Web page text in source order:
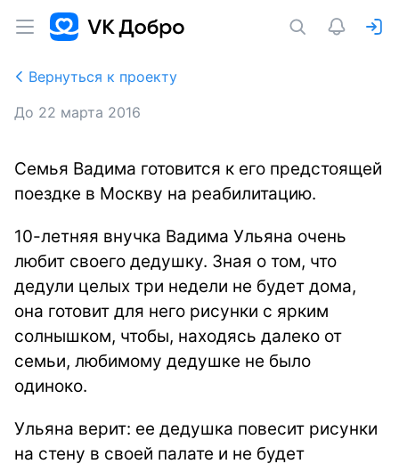
Вернуться к проекту
До 22 марта 2016
Семья Вадима готовится к его предстоящей
поездке в Москву на реабилитацию.
10-летняя внучка Вадима Ульяна очень
любит своего дедушку. Зная о том, что
дедули целых три недели не будет дома,
она готовит для него рисунки с ярким
солнышком, чтобы, находясь далеко от
семьи, любимому дедушке не было
одиноко.
Ульяна верит: ее дедушка повесит рисунки
на стену в своей палате и не будет